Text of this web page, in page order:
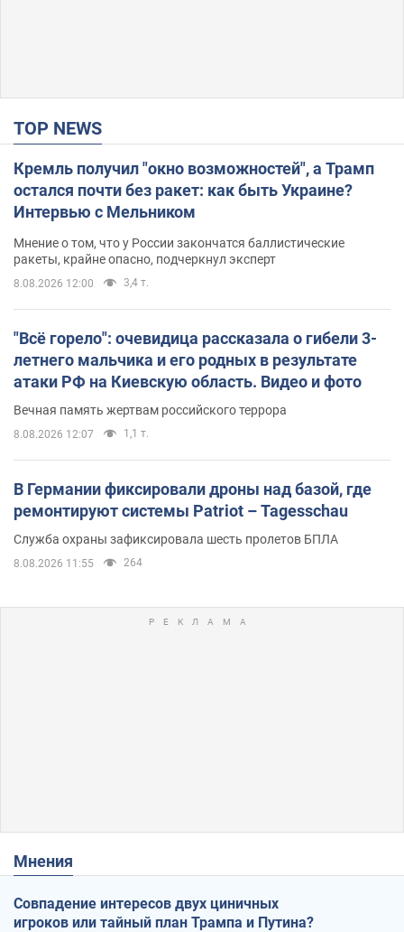
TOP NEWS
Кремль получил "окно возможностей", а Трамп
остался почти без ракет: как быть Украине?
Интервью с Мельником
Мнение о том, что у России закончатся баллистические
ракеты, крайне опасно, подчеркнул эксперт
8.08.2026 12:00 3,4 т.
"Всё горело": очевидица рассказала о гибели 3-
летнего мальчика и его родных в результате
атаки РФ на Киевскую область. Видео и фото
Вечная память жертвам российского террора
8.08.2026 12:07 1,1 т.
В Германии фиксировали дроны над базой, где
ремонтируют системы Patriot – Tagesschau
Служба охраны зафиксировала шесть пролетов БПЛА
8.08.2026 11:55 264
Мнения
Совпадение интересов двух циничных
игроков или тайный план Трампа и Путина?